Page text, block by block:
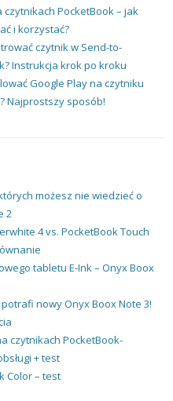
czytnikach PocketBook – jak
i korzystać?
czytnik w Send-to-
Instrukcja krok po kroku
Google Play na czytniku
Najprostszy sposób!
możesz nie wiedzieć o
2
4 vs. PocketBook Touch
tabletu E-Ink – Onyx Boox
nowy Onyx Boox Note 3!
czytnikach PocketBook-
+ test
Color – test